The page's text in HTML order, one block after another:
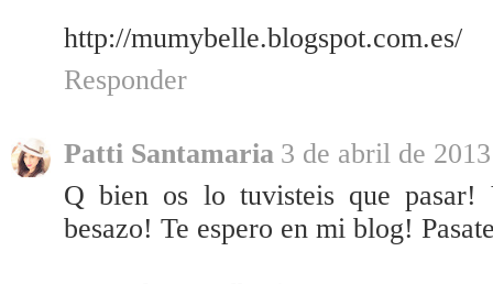
http://mumybelle.blogspot.com.es/
Responder
Patti Santamaria 3 de abril de
Q bien os lo tuvisteis que
besazo! Te espero en mi blog!